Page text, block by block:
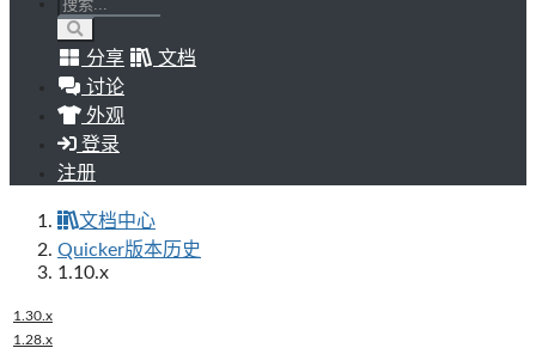
分享
文档
讨论
外观
登录
注册
文档中心
Quicker版本历史
1.10.x
1.30.x
1.28.x